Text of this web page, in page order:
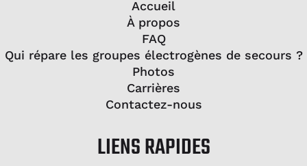
Accueil
À propos
FAQ
Qui répare les groupes électrogènes de secours ?
Photos
Carrières
Contactez-nous
LIENS RAPIDES